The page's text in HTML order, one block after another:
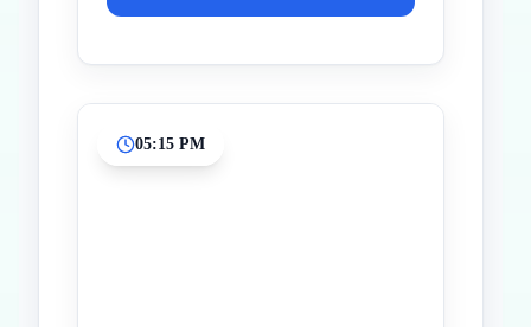
05:15 PM